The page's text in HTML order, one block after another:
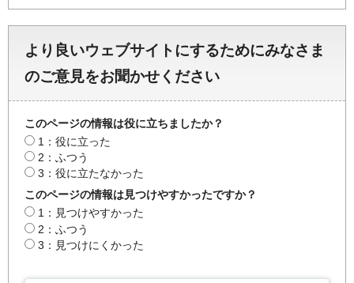
より良いウェブサイトにするためにみなさま
のご意見をお聞かせください
このページの情報は役に立ちましたか？
1：役に立った
2：ふつう
3：役に立たなかった
このページの情報は見つけやすかったですか？
1：見つけやすかった
2：ふつう
3：見つけにくかった